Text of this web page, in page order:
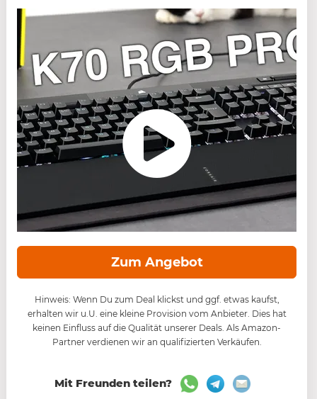
Zum Angebot
Hinweis: Wenn Du zum Deal klickst und ggf. etwas kaufst,
erhalten wir u.U. eine kleine Provision vom Anbieter. Dies hat
keinen Einfluss auf die Qualität unserer Deals. Als Amazon-
Partner verdienen wir an qualifizierten Verkäufen.
Mit Freunden teilen?